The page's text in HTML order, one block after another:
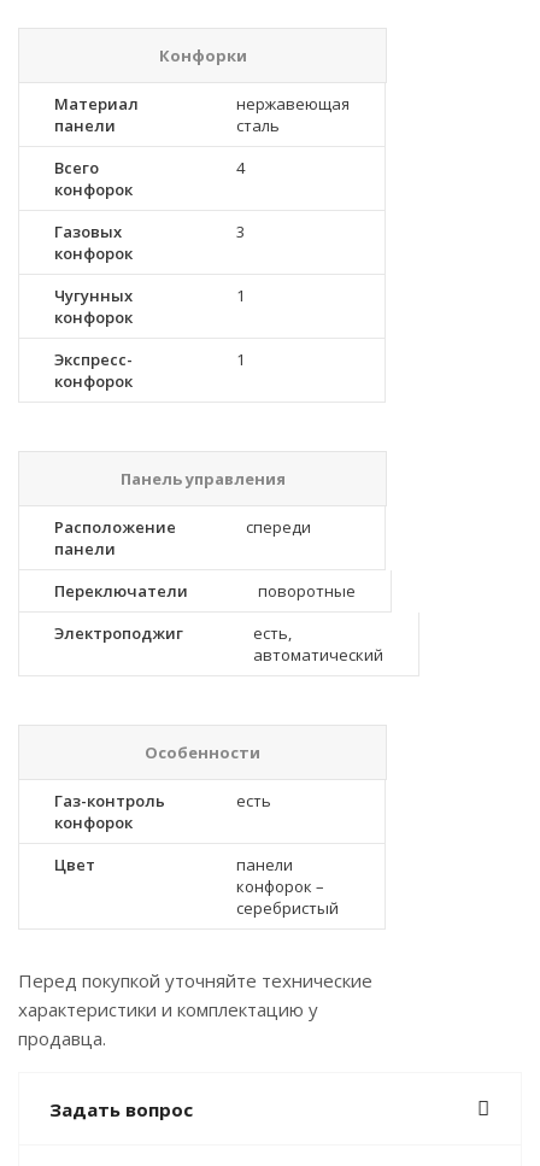
Конфорки
Материал
панели
нержавеющая
сталь
Всего
конфорок
4
Газовых
конфорок
3
Чугунных
конфорок
1
Экспресс-
конфорок
1
Панель управления
Расположение
панели
спереди
Переключатели
поворотные
Электроподжиг
есть,
автоматический
Особенности
Газ-контроль
конфорок
есть
Цвет
панели
конфорок –
серебристый
Перед покупкой уточняйте технические
характеристики и комплектацию у
продавца.
Задать вопрос